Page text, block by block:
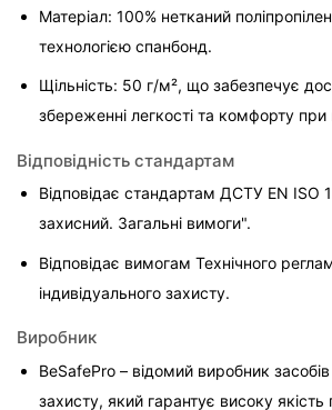
Матеріал: 100% нетканий
технологією спанбонд.
Щільність: 50 г/м², що забезпечує
збереженні легкості та комфорту при
Відповідність стандартам
Відповідає стандартам ДСТУ EN ISO
захисний. Загальні вимоги".
Відповідає вимогам Технічного
індивідуального захисту.
Виробник
BeSafePro – відомий виробник засобів
захисту, який гарантує високу якість